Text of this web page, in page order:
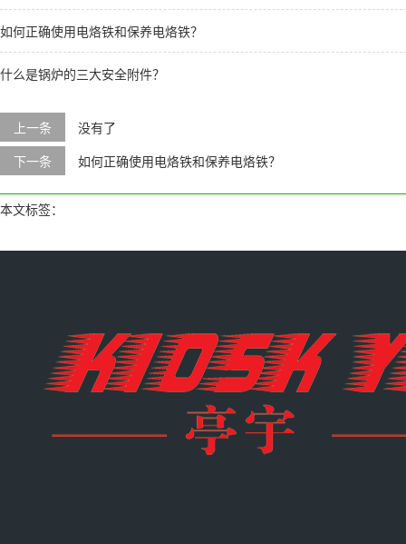
如何正确使用电烙铁和保养电烙铁？
什么是锅炉的三大安全附件？
上一条
没有了
下一条
如何正确使用电烙铁和保养电烙铁？
本文标签：